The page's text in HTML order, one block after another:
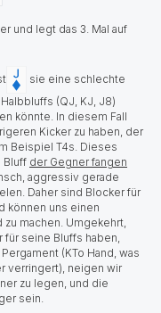
und legt das 3. Mal auf
sie eine schlechte
(QJ, KJ, J8)
könnte. In diesem Fall
Kicker zu haben, der
Beispiel T4s. Dieses
Bluff der Gegner fangen
aggressiv gerade
Daher sind Blocker für
können uns einen
machen. Umgekehrt,
seine Bluffs haben,
(KTo Hand, was
verringert), neigen wir
zu legen, und die
sein.